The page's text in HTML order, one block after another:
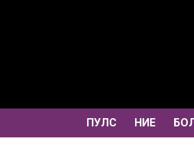
ПУЛС НИЕ